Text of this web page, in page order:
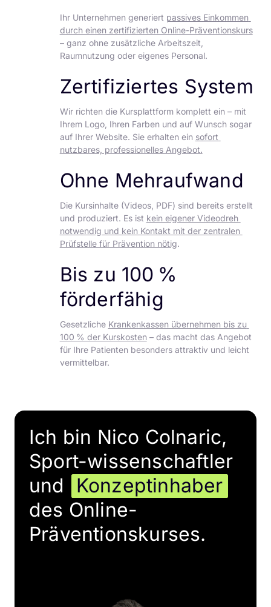
Ihr Unternehmen generiert passives Einkommen
durch einen zertifizierten Online-Präventionskurs
– ganz ohne zusätzliche Arbeitszeit,
Raumnutzung oder eigenes Personal.
Zertifiziertes System
Wir richten die Kursplattform komplett ein – mit
Ihrem Logo, Ihren Farben und auf Wunsch sogar
auf Ihrer Website. Sie erhalten ein sofort
nutzbares, professionelles Angebot.
Ohne Mehraufwand
Die Kursinhalte (Videos, PDF) sind bereits erstellt
und produziert. Es ist kein eigener Videodreh
notwendig und kein Kontakt mit der zentralen
Prüfstelle für Prävention nötig.
Bis zu 100 %
förderfähig
Gesetzliche Krankenkassen übernehmen bis zu
100 % der Kurskosten – das macht das Angebot
für Ihre Patienten besonders attraktiv und leicht
vermittelbar.
Ich bin Nico Colnaric,
Sport-wissenschaftler
und
Konzeptinhaber
des Online-
Präventionskurses.